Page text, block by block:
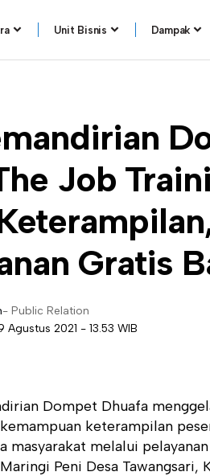
Unit Bisnis Dampak
Job
Gratis
2021 - 13.53 WIB
- Public Relation
Dompet Dhuafa
keterampilan
masyarakat melalui
Peni Desa